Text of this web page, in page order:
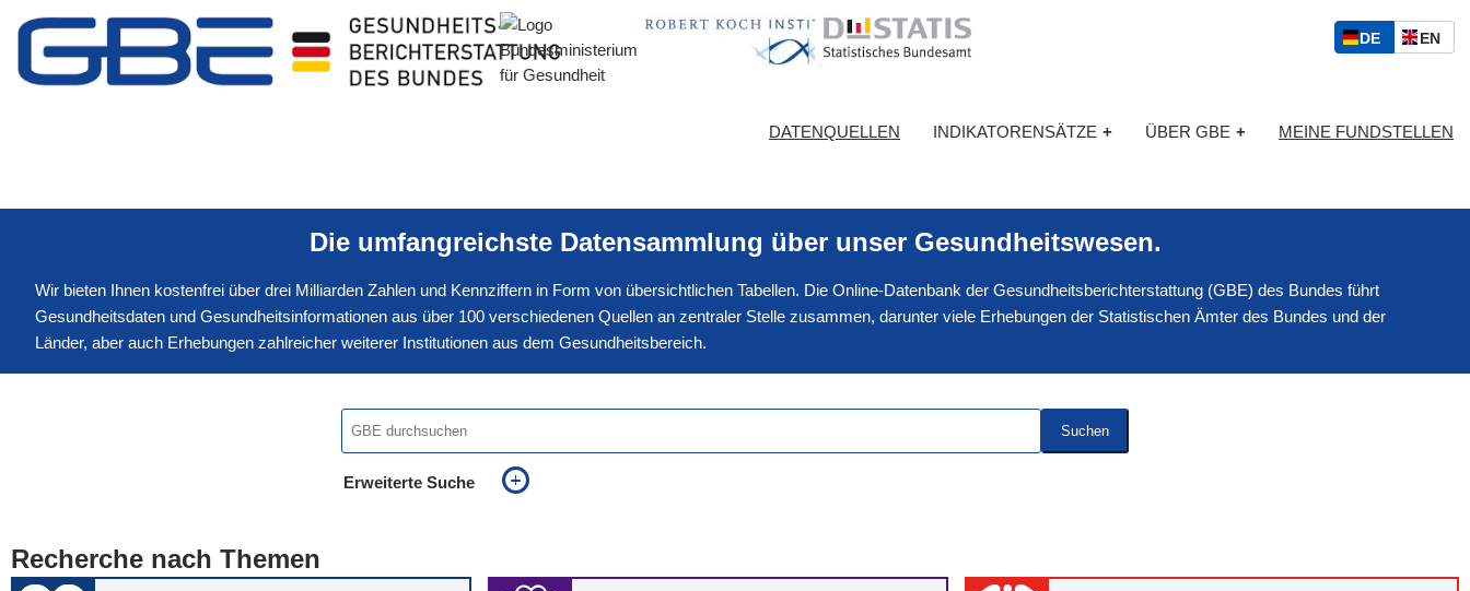
S
p
c
h
l
DED
S
ENE
I
H
DATENQUELLEN INDIKATORENSÄTZE + ÜBER GBE + MEINE FUNDSTELLEN
Die umfangreichste Datensammlung über unser Gesundheitswesen.
Wir bieten Ihnen kostenfrei über drei Milliarden Zahlen und Kennziffern in Form von übersichtlichen Tabellen. Die Online-Datenbank der Gesundheitsberichterstattung (GBE) des Bundes führt
Gesundheitsdaten und Gesundheitsinformationen aus über 100 verschiedenen Quellen an zentraler Stelle zusammen, darunter viele Erhebungen der Statistischen Ämter des Bundes und der
Länder, aber auch Erhebungen zahlreicher weiterer Institutionen aus dem Gesundheitsbereich.
Suchen
Erweiterte Suche
Recherche nach Themen